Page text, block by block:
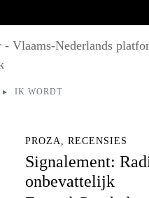
IK WORDT
Signalement:
onbevattelijk
PROZA, RECENSIES